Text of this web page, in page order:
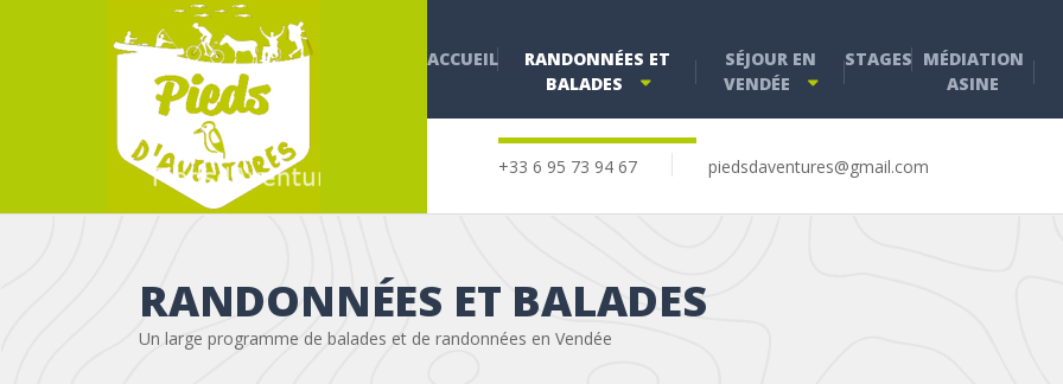
ACCUEIL
RANDONNÉES ET
BALADES
SÉJOUR EN
VENDÉE
STAGES MÉDIATION
ASINE
+33 6 95 73 94 67 piedsdaventures@gmail.com
RANDONNÉES ET BALADES
Un large programme de balades et de randonnées en Vendée